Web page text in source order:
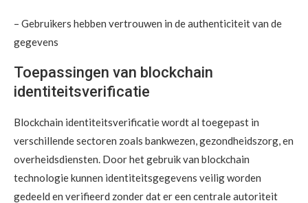
– Gebruikers hebben vertrouwen in de authenticiteit van de
gegevens
Toepassingen van blockchain
identiteitsverificatie
Blockchain identiteitsverificatie wordt al toegepast in
verschillende sectoren zoals bankwezen, gezondheidszorg, en
overheidsdiensten. Door het gebruik van blockchain
technologie kunnen identiteitsgegevens veilig worden
gedeeld en verifieerd zonder dat er een centrale autoriteit